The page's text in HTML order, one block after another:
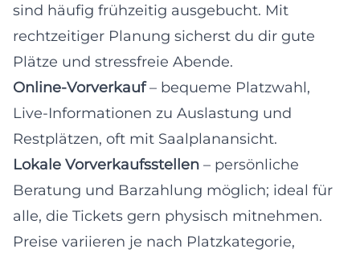
sind häufig frühzeitig ausgebucht. Mit
rechtzeitiger Planung sicherst du dir gute
Plätze und stressfreie Abende.
Online-Vorverkauf– bequeme Platzwahl,
Live-Informationen zu Auslastung und
Restplätzen, oft mit Saalplanansicht.
Lokale Vorverkaufsstellen – persönliche
Beratung und Barzahlung möglich; ideal für
alle, die Tickets gern physisch mitnehmen.
Preise variieren je nach Platzkategorie,